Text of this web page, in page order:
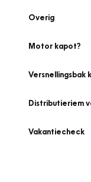
Overig
Motor kapot?
Versnellingsbak
Distributieriem
Vakantiecheck